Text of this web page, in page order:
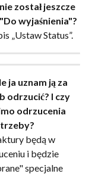
został jeszcze
wyjaśnienia"?
„Ustaw Status”.
ja uznam ją za
odrzucić? I czy
odrzucenia
będą w
i będzie
specjalne